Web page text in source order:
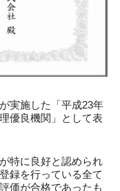
実施した「平成23年
優良機関」として表
特に良好と認められ
録を行っている全て
価が合格であったも